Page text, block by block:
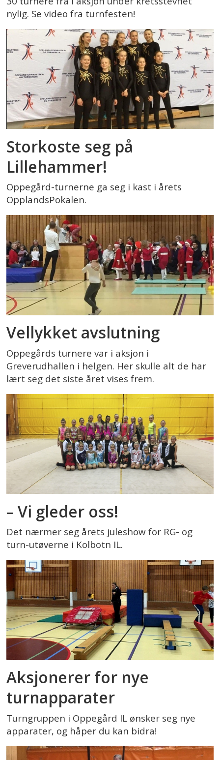
nylig. Se video fra turnfesten!
Storkoste seg på
Lillehammer!
Oppegård-turnerne ga seg i kast i årets
OpplandsPokalen.
Vellykket avslutning
Oppegårds turnere var i aksjon i
Greverudhallen i helgen. Her skulle alt de har
lært seg det siste året vises frem.
– Vi gleder oss!
Det nærmer seg årets juleshow for RG- og
turn-utøverne i Kolbotn IL.
Aksjonerer for nye
turnapparater
Turngruppen i Oppegård IL ønsker seg nye
apparater, og håper du kan bidra!